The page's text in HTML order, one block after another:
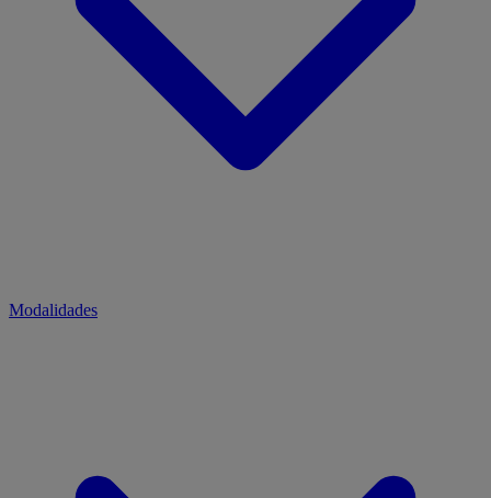
Modalidades